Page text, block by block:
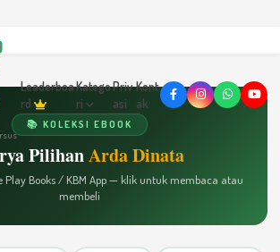
Leaderboa
rd
Katego
ri
Priv
asi
Kont
ak
📚 KOLEKSI EBOOK
PilihanArda Dinata
Play Books / KBM App — klik untuk membaca atau
membeli